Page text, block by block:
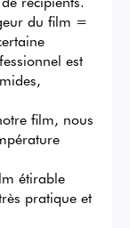
du film =
est
film, nous
étirable
pratique et